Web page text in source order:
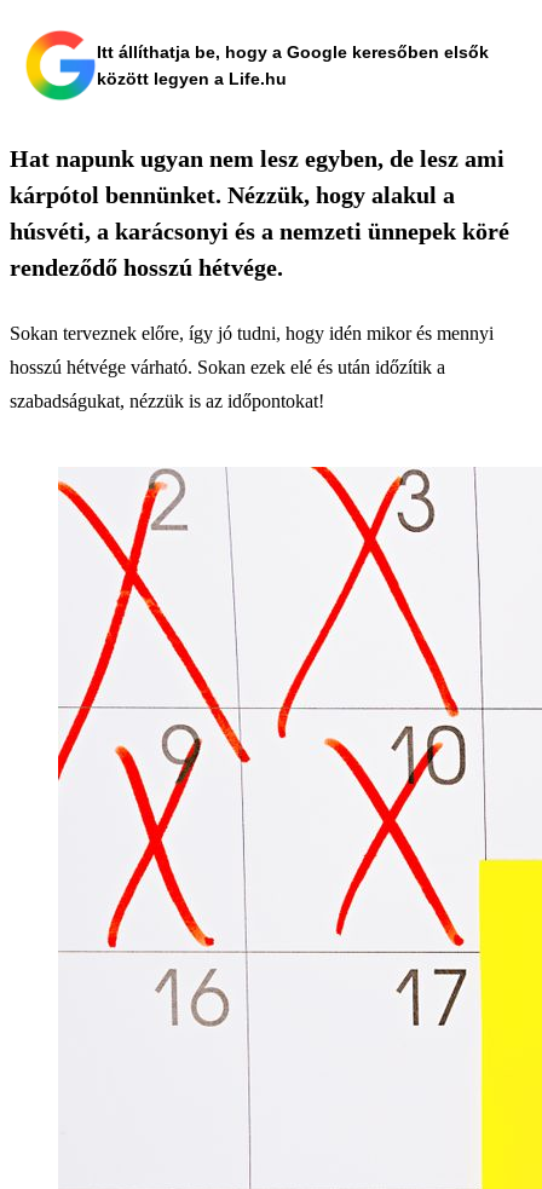
Itt állíthatja be, hogy a Google keresőben elsők
között legyen a Life.hu
Hat napunk ugyan nem lesz egyben, de lesz ami
kárpótol bennünket. Nézzük, hogy alakul a
húsvéti, a karácsonyi és a nemzeti ünnepek köré
rendeződő hosszú hétvége.
Sokan terveznek előre, így jó tudni, hogy idén mikor és mennyi
hosszú hétvége várható. Sokan ezek elé és után időzítik a
szabadságukat, nézzük is az időpontokat!